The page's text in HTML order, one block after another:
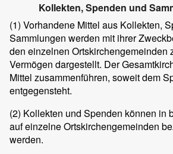
Kollekten, Spenden und
(1) Vorhandene Mittel aus Kollekten,
Sammlungen werden mit ihrer
den einzelnen Ortskirchengemeinden
Vermögen dargestellt. Der
Mittel zusammenführen, soweit dem
entgegensteht.
(2) Kollekten und Spenden können in
auf einzelne Ortskirchengemeinden
werden.